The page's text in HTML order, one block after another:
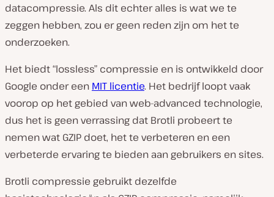
datacompressie. Als dit echter alles is wat we te
zeggen hebben, zou er geen reden zijn om het te
onderzoeken.
Het biedt “lossless” compressie en is ontwikkeld door
Google onder een MIT licentie. Het bedrijf loopt vaak
voorop op het gebied van web-advanced technologie,
dus het is geen verrassing dat Brotli probeert te
nemen wat GZIP doet, het te verbeteren en een
verbeterde ervaring te bieden aan gebruikers en sites.
Brotli compressie gebruikt dezelfde